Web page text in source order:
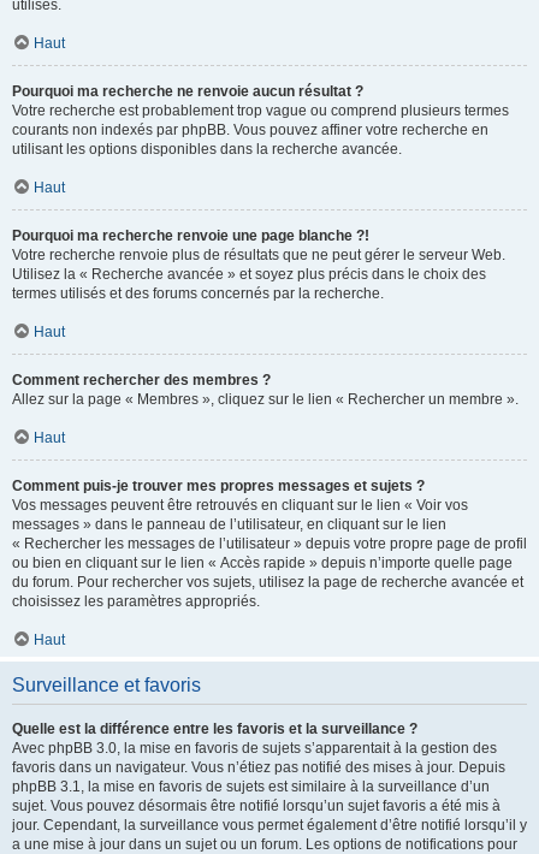
utilisés.
Haut
Pourquoi ma recherche ne renvoie aucun résultat ?
Votre recherche est probablement trop vague ou comprend plusieurs termes
courants non indexés par phpBB. Vous pouvez affiner votre recherche en
utilisant les options disponibles dans la recherche avancée.
Haut
Pourquoi ma recherche renvoie une page blanche ?!
Votre recherche renvoie plus de résultats que ne peut gérer le serveur Web.
Utilisez la « Recherche avancée » et soyez plus précis dans le choix des
termes utilisés et des forums concernés par la recherche.
Haut
Comment rechercher des membres ?
Allez sur la page « Membres », cliquez sur le lien « Rechercher un membre ».
Haut
Comment puis-je trouver mes propres messages et sujets ?
Vos messages peuvent être retrouvés en cliquant sur le lien « Voir vos
messages » dans le panneau de l’utilisateur, en cliquant sur le lien
« Rechercher les messages de l’utilisateur » depuis votre propre page de profil
ou bien en cliquant sur le lien « Accès rapide » depuis n’importe quelle page
du forum. Pour rechercher vos sujets, utilisez la page de recherche avancée et
choisissez les paramètres appropriés.
Haut
Surveillance et favoris
Quelle est la différence entre les favoris et la surveillance ?
Avec phpBB 3.0, la mise en favoris de sujets s’apparentait à la gestion des
favoris dans un navigateur. Vous n’étiez pas notifié des mises à jour. Depuis
phpBB 3.1, la mise en favoris de sujets est similaire à la surveillance d’un
sujet. Vous pouvez désormais être notifié lorsqu’un sujet favoris a été mis à
jour. Cependant, la surveillance vous permet également d’être notifié lorsqu’il y
a une mise à jour dans un sujet ou un forum. Les options de notifications pour